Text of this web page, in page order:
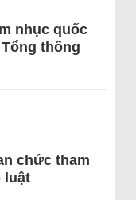
nhục quốc
thống
chức tham
luật